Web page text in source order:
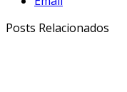
Posts Relacionados